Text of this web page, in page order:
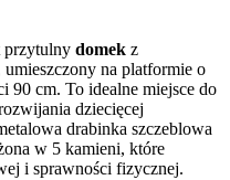
przytulny domek z
na platformie o
90 cm. To idealne miejsce do
dziecięcej
drabinka szczeblowa
w 5 kamieni, które
i sprawności fizycznej.